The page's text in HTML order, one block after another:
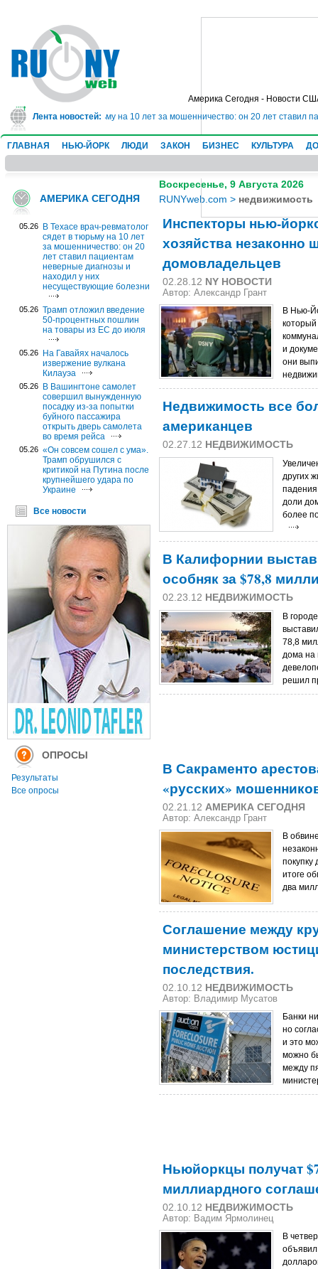
Америка Сегодня - Новости
Лента новостей:
сядет в тюрьму на 10 лет за мошенничество: он 20 лет ставил
ГЛАВНАЯ НЬЮ-ЙОРК ЛЮДИ ЗАКОН БИЗНЕС КУЛЬТУРА
АМЕРИКА СЕГОДНЯ
05.26
В Техасе врач-ревматолог
сядет в тюрьму на 10 лет
за мошенничество: он 20
лет ставил пациентам
неверные диагнозы и
находил у них
несуществующие болезни
05.26 Трамп отложил введение
50-процентных пошлин
на товары из ЕС до июля
05.26
На Гавайях началось
извержение вулкана
Килауэа
05.26
В Вашингтоне самолет
совершил вынужденную
посадку из-за попытки
буйного пассажира
открыть дверь самолета
во время рейса
05.26 «Он совсем сошел с ума».
Трамп обрушился с
критикой на Путина после
крупнейшего удара по
Украине
Все новости
ОПРОСЫ
Результаты
Все опросы
Воскресенье, 9 Августа 2026
RUNYweb.com > недвижимость
Инспекторы нью-
хозяйства незаконно
домовладельцев
02.28.12 NY НОВОСТИ
Автор: Александр Грант
В Нью-
и
они
Недвижимость все
американцев
02.27.12 НЕДВИЖИМОСТЬ
других
доли
более
В Калифорнии
особняк за $78,8
02.23.12 НЕДВИЖИМОСТЬ
В
78,8
дома на
решил
В Сакраменто
«русских»
02.21.12 АМЕРИКА СЕГОДНЯ
Автор: Александр Грант
В
покупку
итоге
два
Соглашение между
министерством
последствия.
02.10.12 НЕДВИЖИМОСТЬ
Автор: Владимир Мусатов
Банки
но
и это
можно
между
Ньюйоркцы получат
миллиардного
02.10.12 НЕДВИЖИМОСТЬ
Автор: Вадим Ярмолинец
В